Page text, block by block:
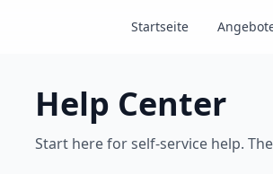
Startseite
Help Center
Start here for self-service help.